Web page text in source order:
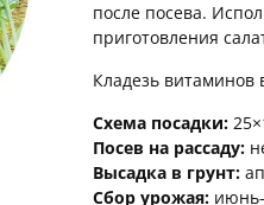
после посева.
приготовления
Кладезь витаминов
Схема посадки:
Посев на рассаду:
Высадка в грунт:
Сбор урожая: